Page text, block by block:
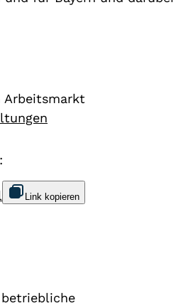
Arbeitsmarkt
Link kopieren